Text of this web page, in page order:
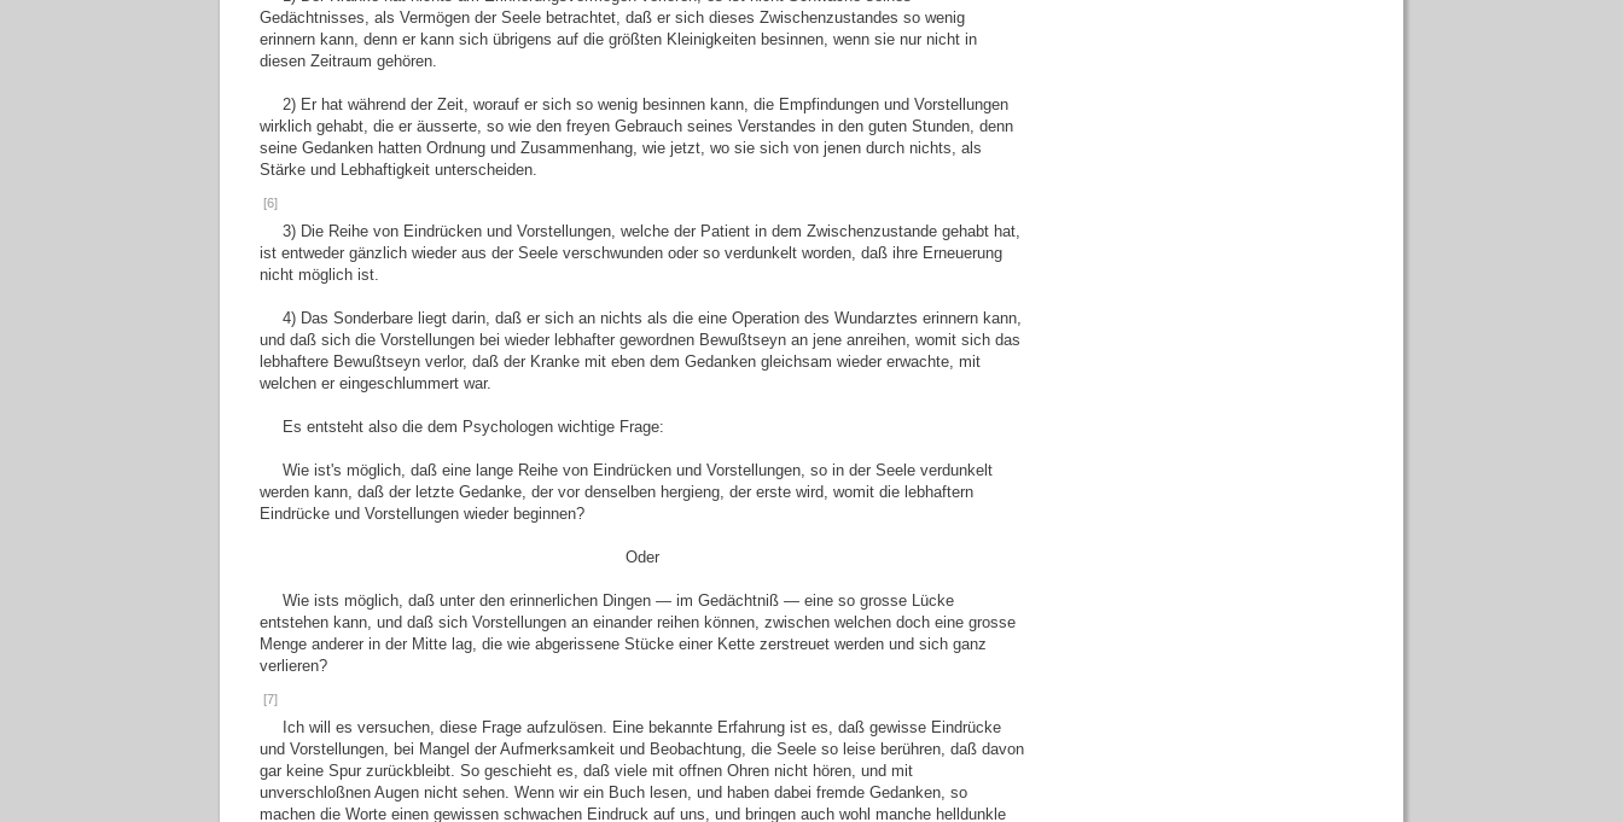
Gedächtnisses, als Vermögen der Seele betrachtet, daß er sich dieses Zwischenzustandes so wenig
erinnern kann, denn er kann sich übrigens auf die größten Kleinigkeiten besinnen, wenn sie nur nicht in
diesen Zeitraum gehören.
2) Er hat während der Zeit, worauf er sich so wenig besinnen kann, die Empfindungen und Vorstellungen
wirklich gehabt, die er äusserte, so wie den freyen Gebrauch seines Verstandes in den guten Stunden, denn
seine Gedanken hatten Ordnung und Zusammenhang, wie jetzt, wo sie sich von jenen durch nichts, als
Stärke und Lebhaftigkeit unterscheiden.
[6]
3) Die Reihe von Eindrücken und Vorstellungen, welche der Patient in dem Zwischenzustande gehabt hat,
ist entweder gänzlich wieder aus der Seele verschwunden oder so verdunkelt worden, daß ihre Erneuerung
nicht möglich ist.
4) Das Sonderbare liegt darin, daß er sich an nichts als die eine Operation des Wundarztes erinnern kann,
und daß sich die Vorstellungen bei wieder lebhafter gewordnen Bewußtseyn an jene anreihen, womit sich das
lebhaftere Bewußtseyn verlor, daß der Kranke mit eben dem Gedanken gleichsam wieder erwachte, mit
welchen er eingeschlummert war.
Es entsteht also die dem Psychologen wichtige Frage:
Wie ist's möglich, daß eine lange Reihe von Eindrücken und Vorstellungen, so in der Seele verdunkelt
werden kann, daß der letzte Gedanke, der vor denselben hergieng, der erste wird, womit die lebhaftern
Eindrücke und Vorstellungen wieder beginnen?
Oder
Wie ists möglich, daß unter den erinnerlichen Dingen — im Gedächtniß — eine so grosse Lücke
entstehen kann, und daß sich Vorstellungen an einander reihen können, zwischen welchen doch eine grosse
Menge anderer in der Mitte lag, die wie abgerissene Stücke einer Kette zerstreuet werden und sich ganz
verlieren?
[7]
Ich will es versuchen, diese Frage aufzulösen. Eine bekannte Erfahrung ist es, daß gewisse Eindrücke
und Vorstellungen, bei Mangel der Aufmerksamkeit und Beobachtung, die Seele so leise berühren, daß davon
gar keine Spur zurückbleibt. So geschieht es, daß viele mit offnen Ohren nicht hören, und mit
unverschloßnen Augen nicht sehen. Wenn wir ein Buch lesen, und haben dabei fremde Gedanken, so
machen die Worte einen gewissen schwachen Eindruck auf uns, und bringen auch wohl manche helldunkle